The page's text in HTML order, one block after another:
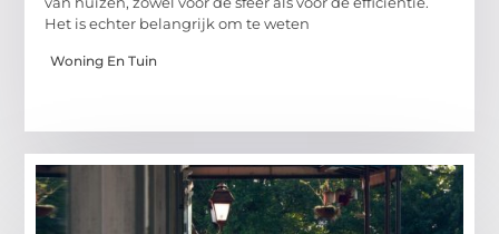
Het is echter belangrijk om te weten
Woning En Tuin